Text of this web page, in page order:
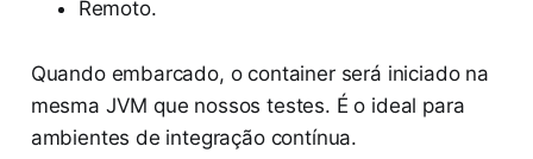
Remoto.
Quando embarcado, o container será iniciado na
mesma JVM que nossos testes. É o ideal para
ambientes de integração contínua.